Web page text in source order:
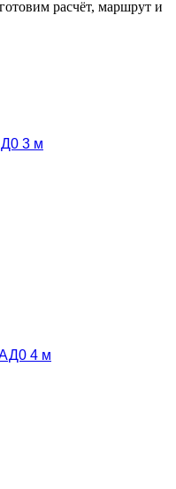
расчёт, маршрут и
3 м
4 м